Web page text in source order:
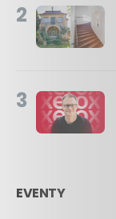
2
3
EVENTY